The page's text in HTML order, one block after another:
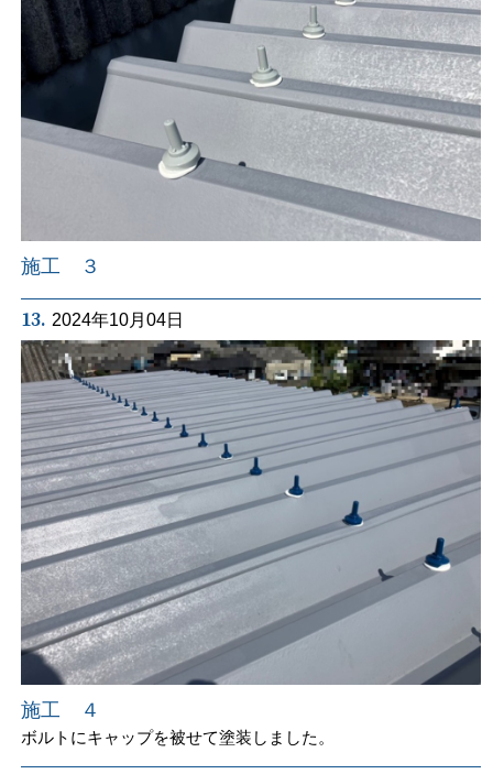
施工 ３
13. 2024年10月04日
施工 ４
ボルトにキャップを被せて塗装しました。